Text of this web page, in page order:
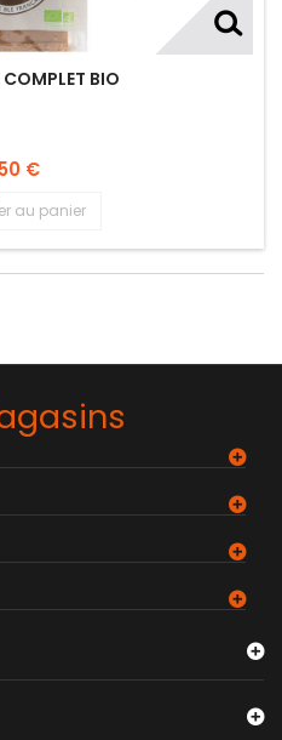
COMPLET BIO
€
au panier